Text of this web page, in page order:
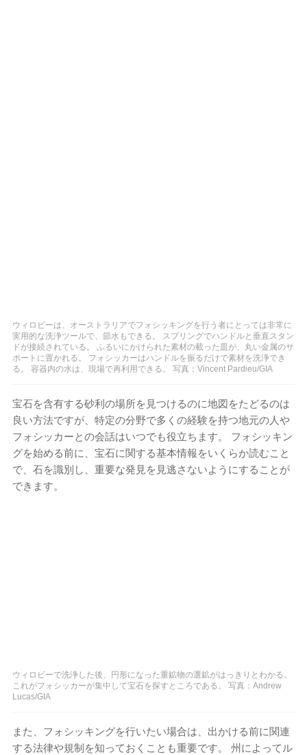
ウィロビーは、オーストラリアでフォシッキングを行う者にとっては非常に
実用的な洗浄ツールで、節水もできる。 スプリングでハンドルと垂直スタン
ドが接続されている。 ふるいにかけられた素材の載った皿​​が、丸い金属のサ
ポートに置かれる。 フォシッカーはハンドルを振るだけで素材を洗浄でき
る。 容器内の水は、現場で再利用できる。 写真：Vincent Pardieu/GIA
宝石を含有する砂利の場所を見つけるのに地図をたどるのは
良い方法ですが、特定の分野で多くの経験を持つ地元の人や
フォシッカーとの会話はいつでも役立ちます。 フォシッキン
グを始める前に、宝石に関する基本情報をいくらか読むこと
で、石を識別し、重要な発見を見逃さないようにすることが
できます。
ウィロビーで洗浄した後、円形になった重鉱物の選鉱がはっきりとわかる。
これがフォシッカーが集中して宝石を探すところである。 写真：Andrew
Lucas/GIA
また、フォシッキングを行いたい場合は、出かける前に関連
する法律や規制を知っておくことも重要です。 州によってル